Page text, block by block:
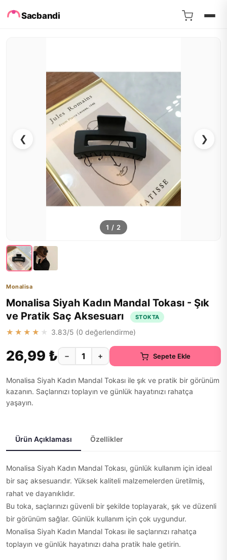
Sacbandi
❮ ❯
1 / 2
Monalisa
Monalisa Siyah Kadın Mandal Tokası - Şık
ve Pratik Saç Aksesuarı
STOKTA
★★★★★ 3.83/5 (0 değerlendirme)
26,99 ₺ − + Sepete Ekle
Monalisa Siyah Kadın Mandal Tokası ile şık ve pratik bir görünüm
kazanın. Saçlarınızı toplayın ve günlük hayatınızı rahatça
yaşayın.
Ürün Açıklaması Özellikler
Monalisa Siyah Kadın Mandal Tokası, günlük kullanım için ideal
bir saç aksesuarıdır. Yüksek kaliteli malzemelerden üretilmiş,
rahat ve dayanıklıdır.
Bu toka, saçlarınızı güvenli bir şekilde toplayarak, şık ve düzenli
bir görünüm sağlar. Günlük kullanım için çok uygundur.
Monalisa Siyah Kadın Mandal Tokası ile saçlarınızı rahatça
toplayın ve günlük hayatınızı daha pratik hale getirin.